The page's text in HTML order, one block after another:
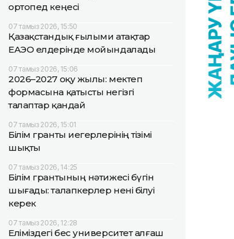
ортопед кеңесі
07 тамыз 2026, 15:50
Қазақстандық ғылыми атақтар
ЕАЭО елдерінде мойындалады
07 тамыз 2026, 15:06
2026–2027 оқу жылы: мектеп
формасына қатысты негізгі
талаптар қандай
07 тамыз 2026, 15:01
Білім гранты иегерлерінің тізімі
шықты
07 тамыз 2026, 14:25
Білім грантының нәтижесі бүгін
шығады: талапкерлер нені білуі
керек
07 тамыз 2026, 12:28
Еліміздегі бес университет алғаш